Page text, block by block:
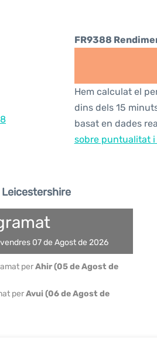
FR9388
Hem calculat el
dins dels 15
basat en dades
sobre puntualitat
07 de Agost de 2026
perAhir (05 de Agost de
perAvui (06 de Agost de